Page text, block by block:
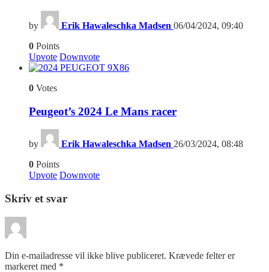
by Erik Hawaleschka Madsen 06/04/2024, 09:40
0 Points
Upvote Downvote
6
0 Votes
Peugeot’s 2024 Le Mans racer
by Erik Hawaleschka Madsen 26/03/2024, 08:48
0 Points
Upvote Downvote
Skriv et svar
Din e-mailadresse vil ikke blive publiceret. Krævede felter er
markeret med *